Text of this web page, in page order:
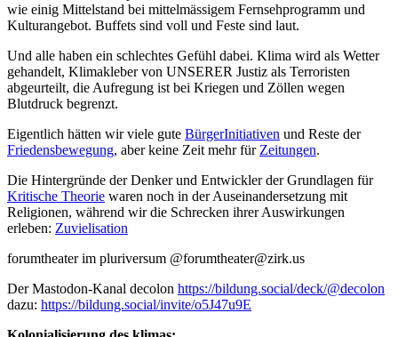
wie einig Mittelstand bei mittelmässigem Fernsehprogramm und
Kulturangebot. Buffets sind voll und Feste sind laut.
Und alle haben ein schlechtes Gefühl dabei. Klima wird als Wetter
gehandelt, Klimakleber von UNSERER Justiz als Terroristen
abgeurteilt, die Aufregung ist bei Kriegen und Zöllen wegen
Blutdruck begrenzt.
Eigentlich hätten wir viele gute BürgerInitiativen und Reste der
Friedensbewegung, aber keine Zeit mehr fürZeitungen.
Die Hintergründe der Denker und Entwickler der Grundlagen für
Kritische Theorie waren noch in der Auseinandersetzung mit
Religionen, während wir die Schrecken ihrer Auswirkungen
erleben: Zuvielisation
forumtheater im pluriversum @forumtheater@zirk.us
Der Mastodon-Kanal decolon https://bildung.social/deck/@decolon
dazu: https://bildung.social/invite/o5J47u9E